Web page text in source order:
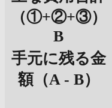
（①+②+③）
B
手元に残る金
額（A - B）